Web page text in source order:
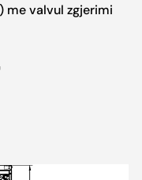
me valvul zgjerimi